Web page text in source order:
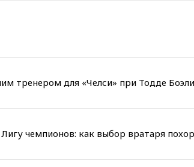
тренером для «Челси» при Тодде
чемпионов: как выбор вратаря